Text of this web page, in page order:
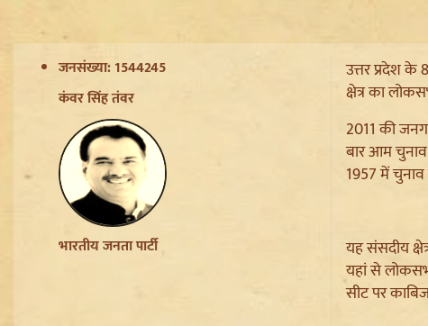
और विकास की नई ऊंचाइयों पर
लद्दाख, LG ने PM Modi और Amit
Shah का जताया आभार
Trisha Krishnan पर टिप्पणी मामले
में Udhayanidhi Stalin Arrest,
जानें चेन्नई पुलिस ने कौन सी धाराएं
लगाईं
Jantar Mantar से अदालत तक:
Brij Bhushan के खिलाफ यौन
उत्पीड़न मामले में Legal Battle का
जनसंख्या: 1544245
कंवर सिंह तंवर
भारतीय जनता पार्टी
उत्तर प्रदेश के
क्षेत्र का
2011 की
बार आम चुनाव
1957 में चुनाव
यह संसदीय
यहां से
सीट पर